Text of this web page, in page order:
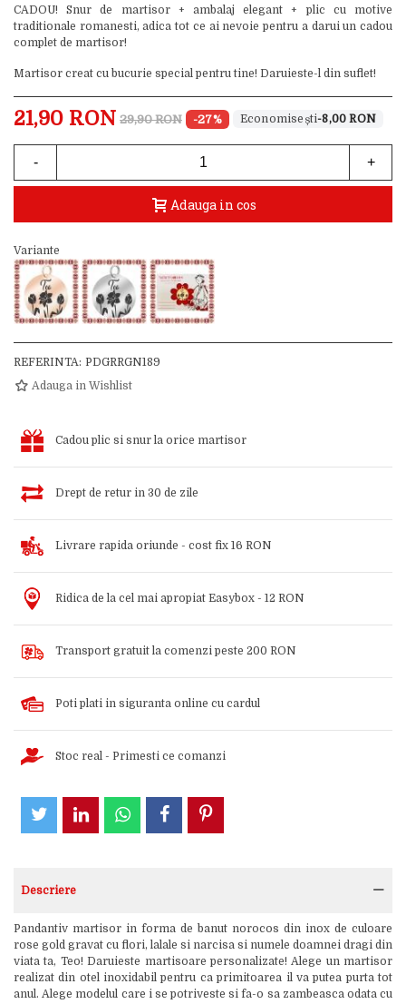
CADOU! Snur de martisor + ambalaj elegant + plic cu motive
traditionale romanesti, adica tot ce ai nevoie pentru a darui un cadou
complet de martisor!
Martisor creat cu bucurie special pentru tine! Daruieste-l din suflet!
21,90 RON 29,90 RON -27% -8,00 RON
- +
Adauga in cos
Variante
REFERINTA: PDGRRGN189
Adauga in Wishlist
Cadou plic si snur la orice martisor
Drept de retur in 30 de zile
Livrare rapida oriunde - cost fix 16 RON
Ridica de la cel mai apropiat Easybox - 12 RON
Transport gratuit la comenzi peste 200 RON
Poti plati in siguranta online cu cardul
Stoc real - Primesti ce comanzi
Descriere
Pandantiv martisor in forma de banut norocos din inox de culoare
rose gold gravat cu flori, lalale si narcisa si numele doamnei dragi din
viata ta, Teo! Daruieste martisoare personalizate! Alege un martisor
realizat din otel inoxidabil pentru ca primitoarea il va putea purta tot
anul. Alege modelul care i se potriveste si fa-o sa zambeasca odata cu